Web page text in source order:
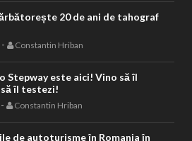
20 de ani de tahograf
- Constantin Hriban
Stepway este aici! Vino să îl
îl testezi!
- Constantin Hriban
de autoturisme în Romania în